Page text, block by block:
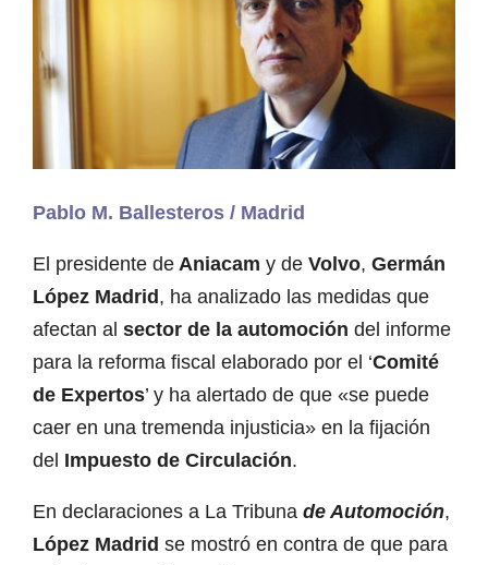
Pablo M. Ballesteros / Madrid
El presidente de Aniacam y de Volvo, Germán
López Madrid , ha analizado las medidas que
afectan al sector de la automoción del informe
para la reforma fiscal elaborado por el ‘Comité
de Expertos’ y ha alertado de que «se puede
caer en una tremenda injusticia» en la fijación
del Impuesto de Circulación.
En declaraciones a La Tribuna de Automoción,
López Madrid se mostró en contra de que para